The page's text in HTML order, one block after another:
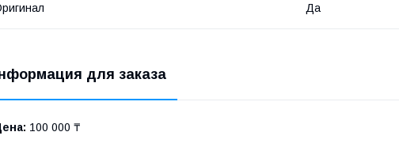
Да
для заказа
100 000 ₸